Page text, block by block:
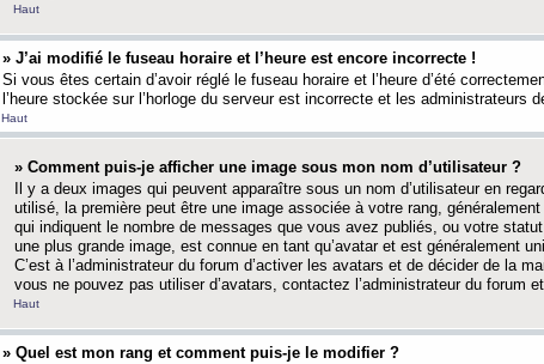
Haut
» J’ai modifié le fuseau horaire et l’heure est encore incorrecte !
Si vous êtes certain d’avoir réglé le fuseau horaire et l’heure d’été
l’heure stockée sur l’horloge du serveur est incorrecte et les administrateurs
Haut
» Comment puis-je afficher une image sous mon nom d’utilisateur ?
Il y a deux images qui peuvent apparaître sous un nom d’utilisateur en
utilisé, la première peut être une image associée à votre rang,
qui indiquent le nombre de messages que vous avez publiés, ou votre
une plus grande image, est connue en tant qu’avatar et est généralement
C’est à l’administrateur du forum d’activer les avatars et de décider de la
vous ne pouvez pas utiliser d’avatars, contactez l’administrateur du forum
Haut
» Quel est mon rang et comment puis-je le modifier ?